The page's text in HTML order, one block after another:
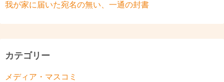
我が家に届いた宛名の無い、一通の封書
カテゴリー
メディア・マスコミ